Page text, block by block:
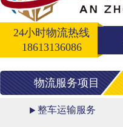
24小时物流热线
18613136086
物流服务项目
整车运输服务